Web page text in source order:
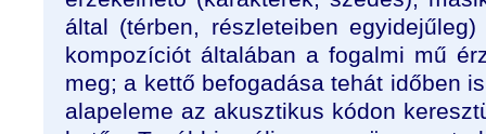
által (térben, részleteiben
kompozíciót általában a fogalmi mű
meg; a kettő befogadása tehát időben
alapeleme az akusztikus kódon